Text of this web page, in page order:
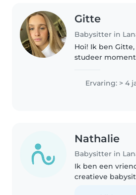
Gitte
Babysitter in
Hoi! Ik ben Gitte,
studeer
wil helpen
ontwikkelen &
Ervaring: > 4
Nathalie
Babysitter in
Ik ben een
creatieve